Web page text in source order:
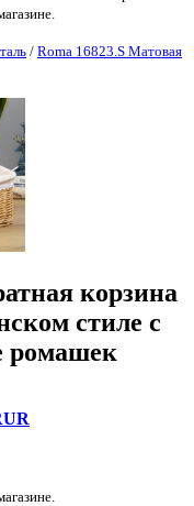
/ Roma 16823.S Матовая
корзина
стиле с
ромашек